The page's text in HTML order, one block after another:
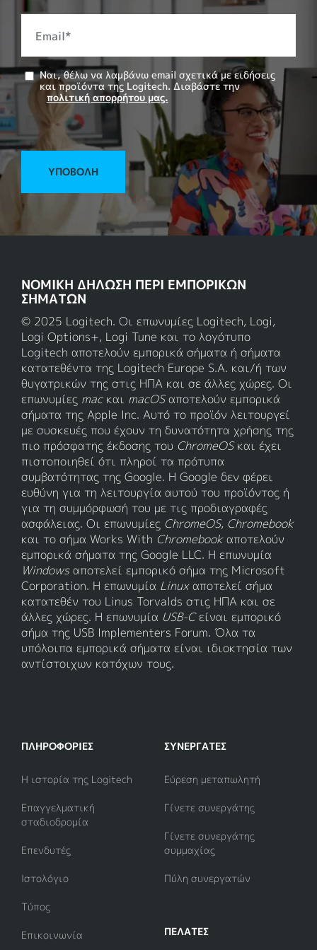
Email*
Ναι, θέλω να λαμβάνω email σχετικά με ειδήσεις
και προϊόντα της Logitech. Διαβάστε την
πολιτική απορρήτου μας.
ΥΠΟΒΟΛΉ
ΝΟΜΙΚΗ ΔΗΛΩΣΗ ΠΕΡΙ ΕΜΠΟΡΙΚΩΝ
ΣΗΜΑΤΩΝ
© 2025 Logitech. Οι επωνυμίες Logitech, Logi,
Logi Options+, Logi Tune και το λογότυπο
Logitech αποτελούν εμπορικά σήματα ή σήματα
κατατεθέντα της Logitech Europe S.A. και/ή των
θυγατρικών της στις ΗΠΑ και σε άλλες χώρες. Οι
επωνυμίες macκαι macOSαποτελούν εμπορικά
σήματα της Apple Inc. Αυτό το προϊόν λειτουργεί
με συσκευές που έχουν τη δυνατότητα χρήσης της
πιο πρόσφατης έκδοσης του ChromeOSκαι έχει
πιστοποιηθεί ότι πληροί τα πρότυπα
συμβατότητας της Google. Η Google δεν φέρει
ευθύνη για τη λειτουργία αυτού του προϊόντος ή
για τη συμμόρφωσή του με τις προδιαγραφές
ασφάλειας. Οι επωνυμίες ChromeOS, Chromebook
και το σήμα Works With Chromebookαποτελούν
εμπορικά σήματα της Google LLC. Η επωνυμία
Windowsαποτελεί εμπορικό σήμα της Microsoft
Corporation. Η επωνυμία Linuxαποτελεί σήμα
κατατεθέν του Linus Torvalds στις ΗΠΑ και σε
άλλες χώρες. Η επωνυμία USB-Cείναι εμπορικό
σήμα της USB Implementers Forum. Όλα τα
υπόλοιπα εμπορικά σήματα είναι ιδιοκτησία των
αντίστοιχων κατόχων τους.
ΠΛΗΡΟΦΟΡΊΕΣ
Η ιστορία της Logitech
Επαγγελματική
σταδιοδρομία
Επενδυτές
Ιστολόγιο
Τύπος
Επικοινωνία
ΣΥΝΕΡΓΆΤΕΣ
Εύρεση μεταπωλητή
Γίνετε συνεργάτης
Γίνετε συνεργάτης
συμμαχίας
Πύλη συνεργατών
ΠΕΛΑΤΕΣ